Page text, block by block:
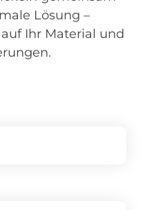
Lösung –
Ihr Material und